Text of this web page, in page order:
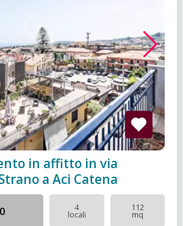
in affitto in via
a Aci Catena
4
locali
112
mq